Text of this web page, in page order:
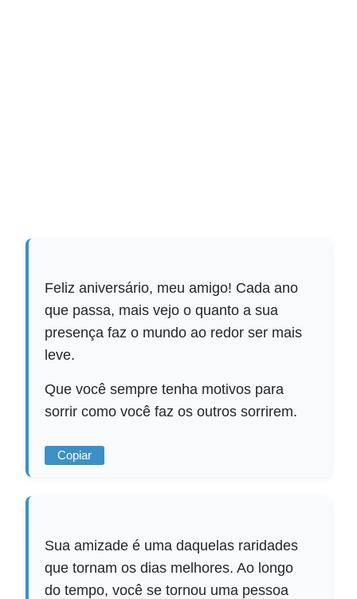
Feliz aniversário, meu amigo! Cada ano
que passa, mais vejo o quanto a sua
presença faz o mundo ao redor ser mais
leve.
Que você sempre tenha motivos para
sorrir como você faz os outros sorrirem.
Copiar
Sua amizade é uma daquelas raridades
que tornam os dias melhores. Ao longo
do tempo, você se tornou uma pessoa